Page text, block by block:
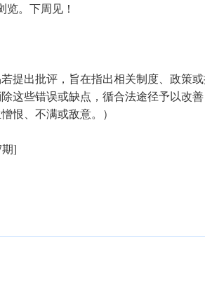
览。下周见！
若提出批评，旨在指出相关制度、政策
这些错误或缺点，循合法途径予以改
恨、不满或敌意。）
]